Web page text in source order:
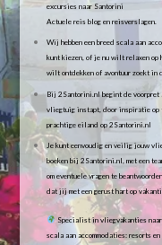
excursies naar Santorini
Actuele reis blog en reisverslagen.
Wij hebben een breed scala aan
kunt kiezen, of je nu wilt relaxen op
wilt ontdekken of avontuur zoekt in
Bij 2Santorini.nl begint de voorpret
vliegtuig instapt, door inspiratie op
prachtige eiland op 2Santorini.nl
Je kunt eenvoudig en veilig jouw
boeken bij 2Santorini.nl, met een
om eventuele vragen te
dat jij met een gerust hart op
Specialist in vliegvakanties
scala aan accommodaties: resorts